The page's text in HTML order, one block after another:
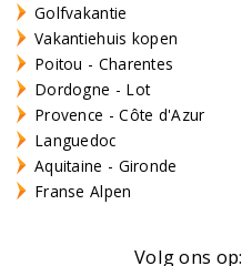
Golfvakantie
Vakantiehuis kopen
Poitou - Charentes
Dordogne - Lot
Provence - Côte d'Azur
Languedoc
Aquitaine - Gironde
Franse Alpen
Volg ons op: